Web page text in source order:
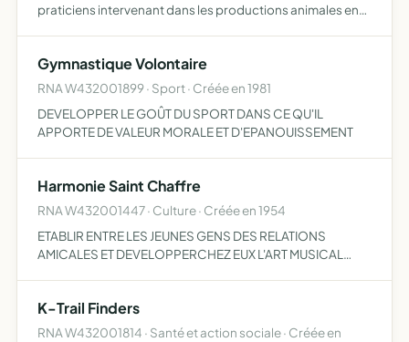
praticiens intervenant dans les productions animales en
pratic…
Gymnastique Volontaire
RNA W432001899 · Sport · Créée en 1981
DEVELOPPER LE GOÛT DU SPORT DANS CE QU'IL
APPORTE DE VALEUR MORALE ET D'EPANOUISSEMENT
Harmonie Saint Chaffre
RNA W432001447 · Culture · Créée en 1954
ETABLIR ENTRE LES JEUNES GENS DES RELATIONS
AMICALES ET DEVELOPPERCHEZ EUX L'ART MUSICAL
K-Trail Finders
RNA W432001814 · Santé et action sociale · Créée en